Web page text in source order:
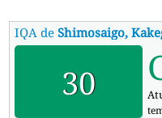
IQA deShimosaigo,
30